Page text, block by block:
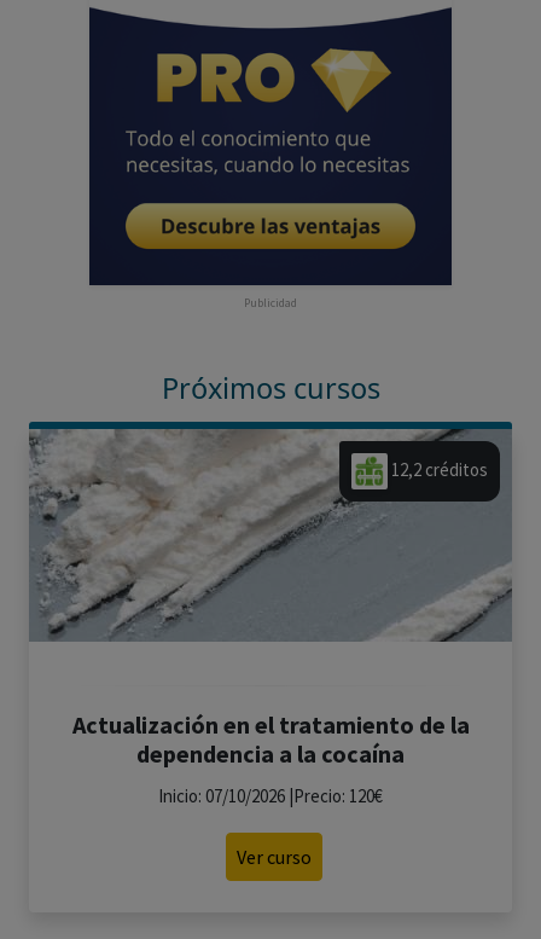
Publicidad
Próximos cursos
12,2 créditos
Actualización en el tratamiento de la
dependencia a la cocaína
Inicio: 07/10/2026 |Precio: 120€
Ver curso